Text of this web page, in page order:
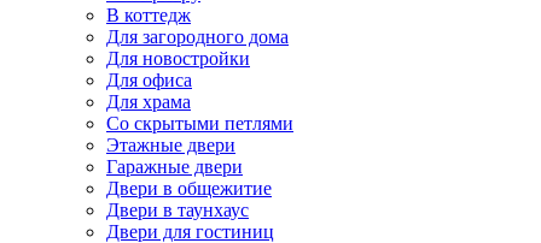
В коттедж
Для загородного дома
Для новостройки
Для офиса
Для храма
Со скрытыми петлями
Этажные двери
Гаражные двери
Двери в общежитие
Двери в таунхаус
Двери для гостиниц